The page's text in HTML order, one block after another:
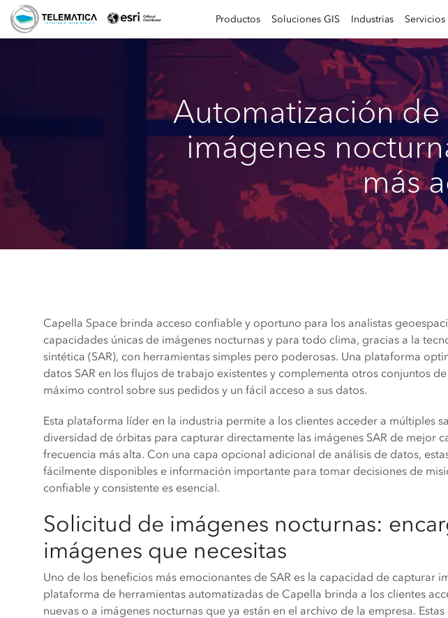
Productos Soluciones GIS Industrias Servicios
Automatización de
imágenes
más
Capella Space brinda acceso confiable y oportuno para los analistas
capacidades únicas de imágenes nocturnas y para todo clima, gracias a la
sintética (SAR), con herramientas simples pero poderosas. Una plataforma
datos SAR en los flujos de trabajo existentes y complementa otros conjuntos
máximo control sobre sus pedidos y un fácil acceso a sus datos.
Esta plataforma líder en la industria permite a los clientes acceder a múltiples
diversidad de órbitas para capturar directamente las imágenes SAR de mejor
frecuencia más alta. Con una capa opcional adicional de análisis de datos,
fácilmente disponibles e información importante para tomar decisiones de
confiable y consistente es esencial.
Solicitud de imágenes nocturnas:
imágenes que necesitas
Uno de los beneficios más emocionantes de SAR es la capacidad de capturar
plataforma de herramientas automatizadas de Capella brinda a los clientes
nuevas o a imágenes nocturnas que ya están en el archivo de la empresa.